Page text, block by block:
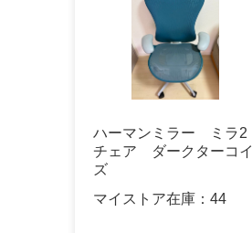
ハーマンミラー ミラ2
チェア ダークターコイ
ズ
マイストア在庫： 44